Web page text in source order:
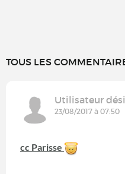
TOUS LES
Utilisateur
23/08/2017 à 07:50
cc Parisse